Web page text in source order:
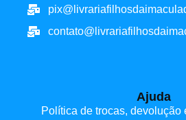
Ajuda
Política de trocas, devolução